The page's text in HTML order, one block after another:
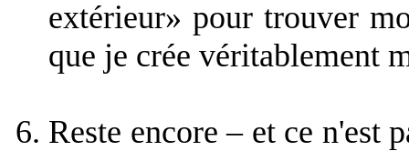
extérieur» pour trouver
que je crée véritablement
Reste encore – et ce n'est